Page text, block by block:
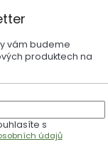
vám budeme
produktech na
s
údajů